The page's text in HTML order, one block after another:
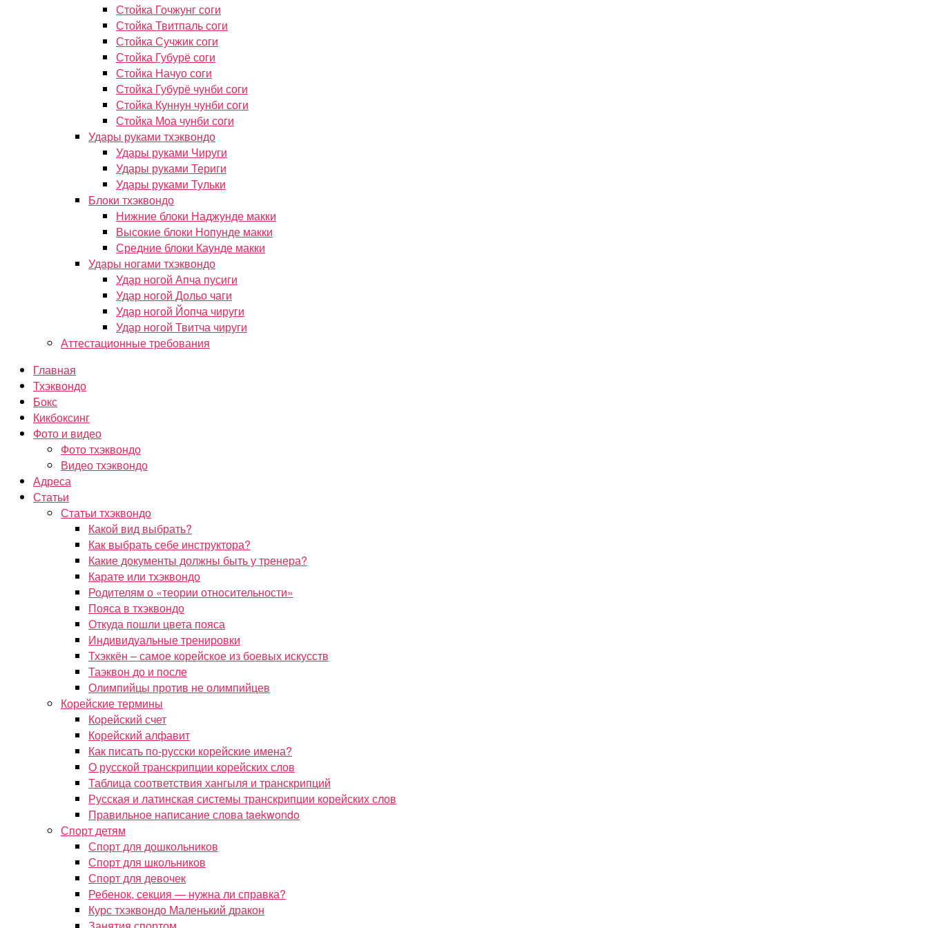
Стойка Гочжунг соги
Стойка Твитпаль соги
Стойка Сучжик соги
Стойка Губурё соги
Стойка Начуо соги
Стойка Губурё чунби соги
Стойка Куннун чунби соги
Стойка Моа чунби соги
Удары руками тхэквондо
Удары руками Чируги
Удары руками Териги
Удары руками Тульки
Блоки тхэквондо
Нижние блоки Наджунде макки
Высокие блоки Нопунде макки
Средние блоки Каунде макки
Удары ногами тхэквондо
Удар ногой Апча пусиги
Удар ногой Дольо чаги
Удар ногой Йопча чируги
Удар ногой Твитча чируги
Аттестационные требования
Главная
Тхэквондо
Бокс
Кикбоксинг
Фото и видео
Фото тхэквондо
Видео тхэквондо
Адреса
Статьи
Статьи тхэквондо
Какой вид выбрать?
Как выбрать себе инструктора?
Какие документы должны быть у тренера?
Карате или тхэквондо
Родителям о «теории относительности»
Пояса в тхэквондо
Откуда пошли цвета пояса
Индивидуальные тренировки
Тхэккён – самое корейское из боевых искусств
Таэквон до и после
Олимпийцы против не олимпийцев
Корейские термины
Корейский счет
Корейский алфавит
Как писать по-русски корейские имена?
О русской транскрипции корейских слов
Таблица соответствия хангыля и транскрипций
Русская и латинская системы транскрипции корейских слов
Правильное написание слова taekwondo
Спорт детям
Спорт для дошкольников
Спорт для школьников
Спорт для девочек
Ребенок, секция — нужна ли справка?
Курс тхэквондо Маленький дракон